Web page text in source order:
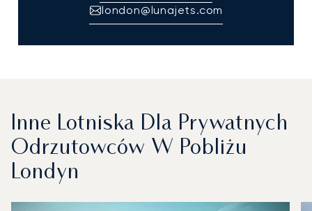
london@lunajets.com
Inne Lotniska Dla Prywatnych
Odrzutowców W Pobliżu
Londyn